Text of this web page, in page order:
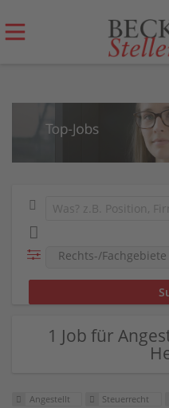
Rechts-/Fachgebiete
1 Job für
Angestellt Steuerrecht